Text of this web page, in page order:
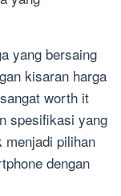
yang bersaing
kisaran harga
worth it
spesifikasi yang
menjadi pilihan
dengan